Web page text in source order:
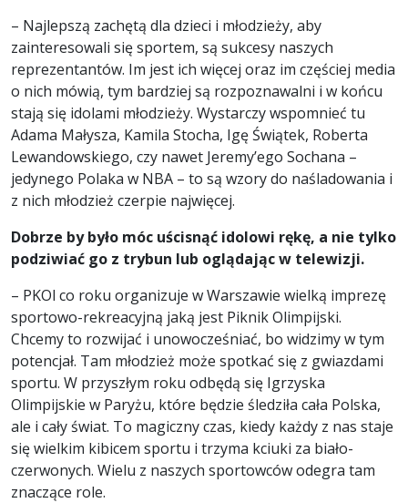
– Najlepszą zachętą dla dzieci i młodzieży, aby
zainteresowali się sportem, są sukcesy naszych
reprezentantów. Im jest ich więcej oraz im częściej media
o nich mówią, tym bardziej są rozpoznawalni i w końcu
stają się idolami młodzieży. Wystarczy wspomnieć tu
Adama Małysza, Kamila Stocha, Igę Świątek, Roberta
Lewandowskiego, czy nawet Jeremy’ego Sochana –
jedynego Polaka w NBA – to są wzory do naśladowania i
z nich młodzież czerpie najwięcej.
Dobrze by było móc uścisnąć idolowi rękę, a nie tylko
podziwiać go z trybun lub oglądając w telewizji.
– PKOl co roku organizuje w Warszawie wielką imprezę
sportowo-rekreacyjną jaką jest Piknik Olimpijski.
Chcemy to rozwijać i unowocześniać, bo widzimy w tym
potencjał. Tam młodzież może spotkać się z gwiazdami
sportu. W przyszłym roku odbędą się Igrzyska
Olimpijskie w Paryżu, które będzie śledziła cała Polska,
ale i cały świat. To magiczny czas, kiedy każdy z nas staje
się wielkim kibicem sportu i trzyma kciuki za biało-
czerwonych. Wielu z naszych sportowców odegra tam
znaczące role.